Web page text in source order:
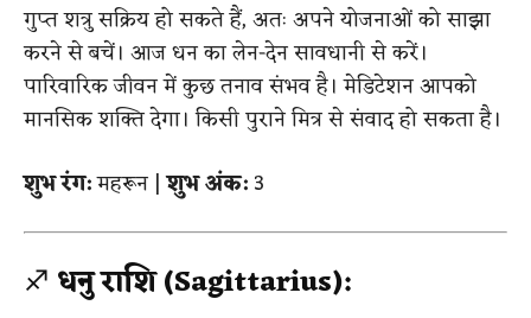
गुप्त शत्रु सक्रिय हो सकते हैं, अतः अपने योजनाओं को साझा
करने से बचें। आज धन का लेन-देन सावधानी से करें।
पारिवारिक जीवन में कुछ तनाव संभव है। मेडिटेशन आपको
मानसिक शक्ति देगा। किसी पुराने मित्र से संवाद हो सकता है।
शुभ रंग:महरून |शुभ अंक:3
♐ धनु राशि (Sagittarius):